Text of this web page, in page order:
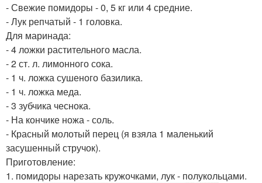
- Свежие помидоры - 0, 5 кг или 4 средние.
- Лук репчатый - 1 головка.
Для маринада:
- 4 ложки растительного масла.
- 2 ст. л. лимонного сока.
- 1 ч. ложка сушеного базилика.
- 1 ч. ложка меда.
- 3 зубчика чеснока.
- На кончике ножа - соль.
- Красный молотый перец (я взяла 1 маленький
засушенный стручок).
Приготовление:
1. помидоры нарезать кружочками, лук - полукольцами.